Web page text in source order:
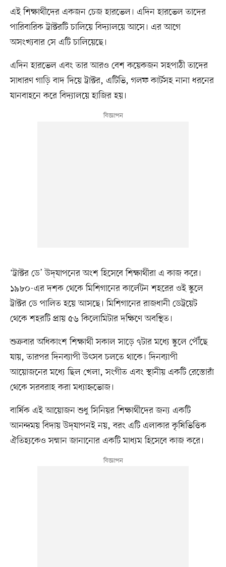
এই শিক্ষার্থীদের একজন চেজ হারভেল। এদিন হারভেল তাদের
পারিবারিক ট্রাক্টরটি চালিয়ে বিদ্যালয়ে আসে। এর আগে
অসংখ্যবার সে এটি চালিয়েছে।
এদিন হারভেল এবং তার আরও বেশ কয়েকজন সহপাঠী তাদের
সাধারণ গাড়ি বাদ দিয়ে ট্রাক্টর, এটিভি, গলফ কার্টসহ নানা ধরনের
যানবাহনে করে বিদ্যালয়ে হাজির হয়।
‘ট্রাক্টর ডে’ উদ্‌যাপনের অংশ হিসেবে শিক্ষার্থীরা এ কাজ করে।
১৯৮০-এর দশক থেকে মিশিগানের কার্লেটন শহরের ওই স্কুলে
ট্রাক্টর ডে পালিত হয়ে আসছে। মিশিগানের রাজধানী ডেট্রয়েট
থেকে শহরটি প্রায় ৫৬ কিলোমিটার দক্ষিণে অবস্থিত।
শুক্রবার অধিকাংশ শিক্ষার্থী সকাল সাড়ে ৭টার মধ্যে স্কুলে পৌঁছে
যায়, তারপর দিনব্যাপী উৎসব চলতে থাকে। দিনব্যাপী
আয়োজনের মধ্যে ছিল খেলা, সংগীত এবং স্থানীয় একটি রেস্তোরাঁ
থেকে সরবরাহ করা মধ্যাহ্নভোজ।
বার্ষিক এই আয়োজন শুধু সিনিয়র শিক্ষার্থীদের জন্য একটি
আনন্দময় বিদায় উদ্‌যাপনই নয়, বরং এটি এলাকার কৃষিভিত্তিক
ঐতিহ্যকেও সম্মান জানানোর একটি মাধ্যম হিসেবে কাজ করে।